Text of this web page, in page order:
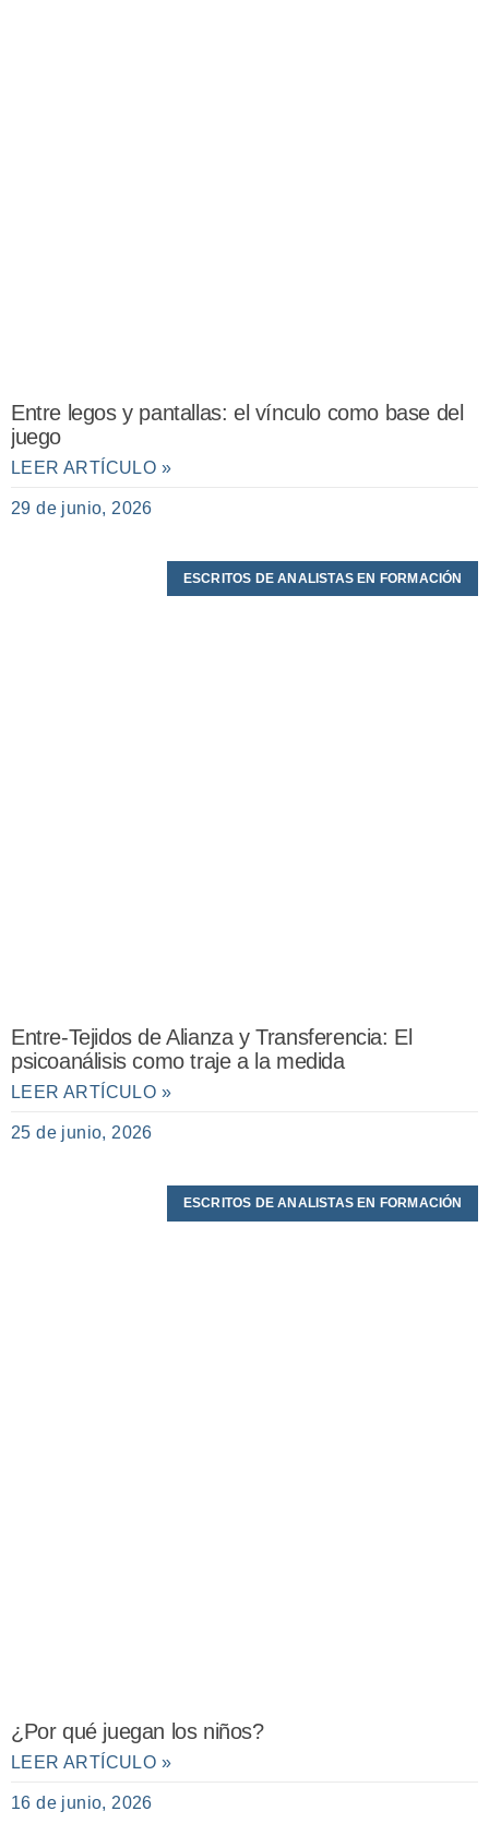
Entre legos y pantallas: el vínculo como base del
juego
LEER ARTÍCULO »
29 de junio, 2026
ESCRITOS DE ANALISTAS EN FORMACIÓN
Entre-Tejidos de Alianza y Transferencia: El
psicoanálisis como traje a la medida
LEER ARTÍCULO »
25 de junio, 2026
ESCRITOS DE ANALISTAS EN FORMACIÓN
¿Por qué juegan los niños?
LEER ARTÍCULO »
16 de junio, 2026